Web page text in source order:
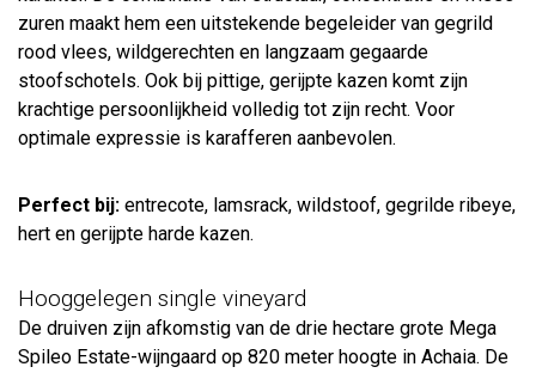
zuren maakt hem een uitstekende begeleider van gegrild
rood vlees, wildgerechten en langzaam gegaarde
stoofschotels. Ook bij pittige, gerijpte kazen komt zijn
krachtige persoonlijkheid volledig tot zijn recht. Voor
optimale expressie is karafferen aanbevolen.
Perfect bij: entrecote, lamsrack, wildstoof, gegrilde ribeye,
hert en gerijpte harde kazen.
Hooggelegen single vineyard
De druiven zijn afkomstig van de drie hectare grote Mega
Spileo Estate-wijngaard op 820 meter hoogte in Achaia. De